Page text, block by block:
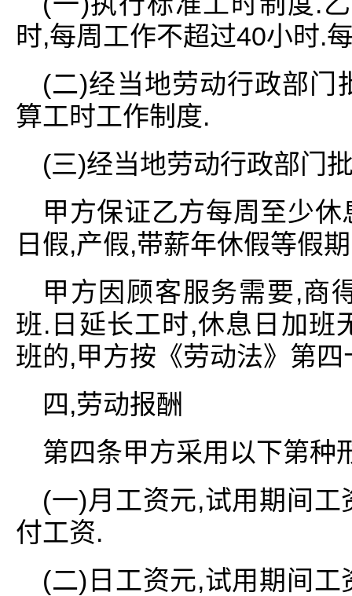
时,每周工作不超过40小时.
(二)经当地劳动行政部门
算工时工作制度.
(三)经当地劳动行政部门
甲方保证乙方每周至少
日假,产假,带薪年休假等假
甲方因顾客服务需要,商
班.日延长工时,休息日加班
班的,甲方按《劳动法》第
四,劳动报酬
第四条甲方采用以下第种
(一)月工资元,试用期间
付工资.
(二)日工资元,试用期间